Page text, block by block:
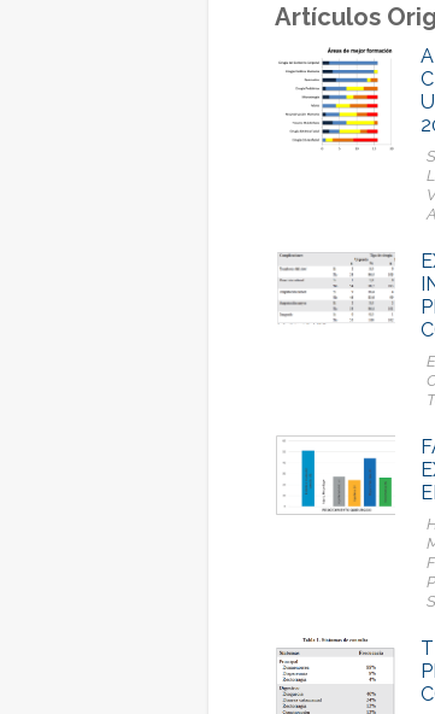
Artículos